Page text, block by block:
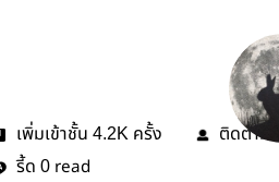
เพิ่มเข้าชั้น 4.2K ครั้ง ติดตาม
รี้ด 0 read